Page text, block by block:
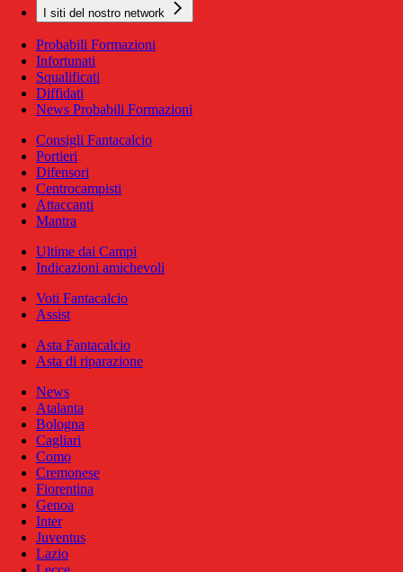
I siti del nostro network
Probabili Formazioni
Infortunati
Squalificati
Diffidati
News Probabili Formazioni
Consigli Fantacalcio
Portieri
Difensori
Centrocampisti
Attaccanti
Mantra
Ultime dai Campi
Indicazioni amichevoli
Voti Fantacalcio
Assist
Asta Fantacalcio
Asta di riparazione
News
Atalanta
Bologna
Cagliari
Como
Cremonese
Fiorentina
Genoa
Inter
Juventus
Lazio